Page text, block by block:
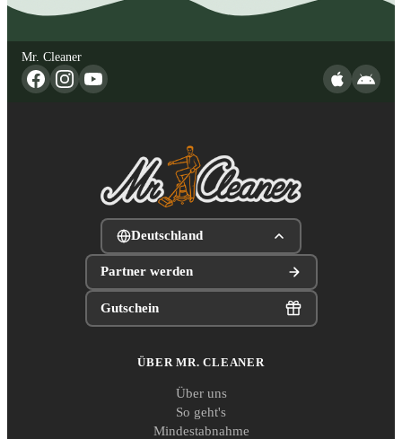
Mr. Cleaner
Deutschland
Partner werden
Gutschein
ÜBER MR. CLEANER
Über uns
So geht's
Mindestabnahme